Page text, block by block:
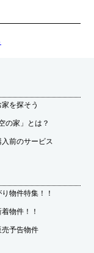
家を探そう
の家」とは？
入前のサービス
物件特集！！
着物件！！
売予告物件